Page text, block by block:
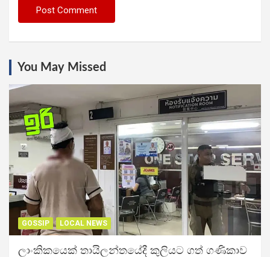
You May Missed
GOSSIP LOCAL NEWS
ලාංකිකයෙක් තායිලන්තයේදී කුලියට ගත් ගණිකාව